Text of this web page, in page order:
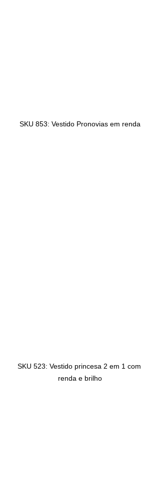
SKU 853: Vestido Pronovias em renda
SKU 523: Vestido princesa 2 em 1 com
renda e brilho